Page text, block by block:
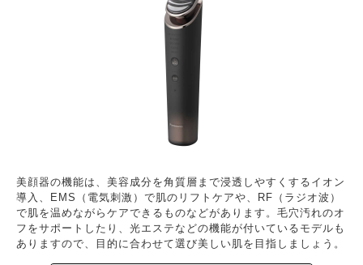
美顔器の機能は、美容成分を角質層まで浸透しやすくするイオン
導入、EMS（電気刺激）で肌のリフトケアや、RF（ラジオ波）
で肌を温めながらケアできるものなどがあります。毛穴汚れのオ
フをサポートしたり、光エステなどの機能が付いているモデルも
ありますので、目的に合わせて選び美しい肌を目指しましょう。